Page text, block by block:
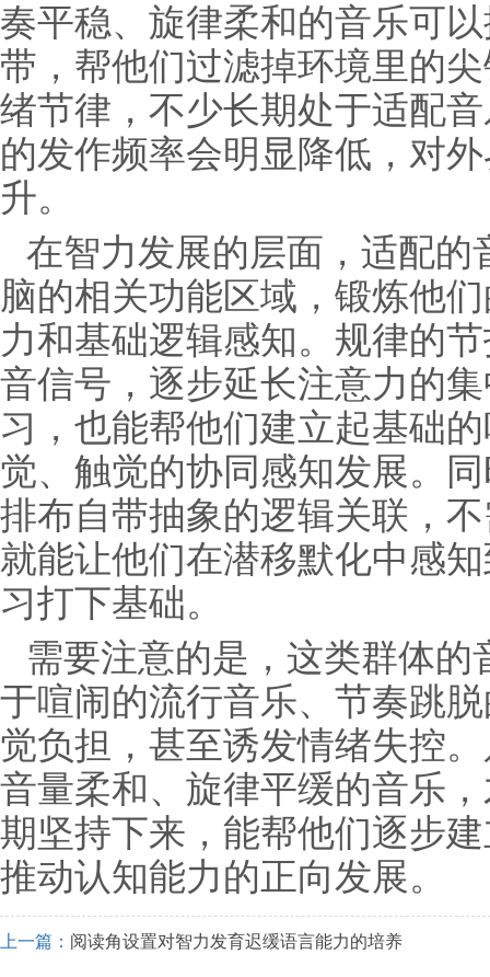
奏平稳、旋律柔和的音乐可
带，帮他们过滤掉环境里的
绪节律，不少长期处于适配
的发作频率会明显降低，对
升。
在智力发展的层面，适配
脑的相关功能区域，锻炼他
力和基础逻辑感知。规律的
音信号，逐步延长注意力的
习，也能帮他们建立起基础
觉、触觉的协同感知发展。
排布自带抽象的逻辑关联，
就能让他们在潜移默化中感
习打下基础。
需要注意的是，这类群体
于喧闹的流行音乐、节奏跳
觉负担，甚至诱发情绪失控
音量柔和、旋律平缓的音乐
期坚持下来，能帮他们逐步
推动认知能力的正向发展。
上一篇： 阅读角设置对智力发育迟缓语言能力的培养